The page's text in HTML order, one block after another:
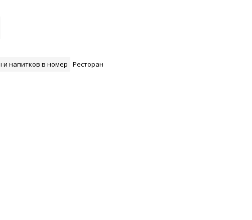
и напитков в номер Ресторан